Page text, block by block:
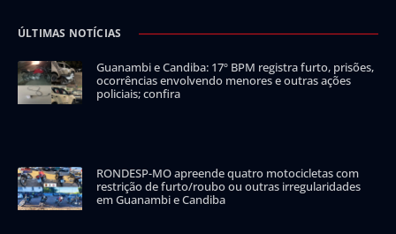
ÚLTIMAS NOTÍCIAS
Guanambi e Candiba: 17º BPM registra furto, prisões,
ocorrências envolvendo menores e outras ações
policiais; confira
RONDESP-MO apreende quatro motocicletas com
restrição de furto/roubo ou outras irregularidades
em Guanambi e Candiba